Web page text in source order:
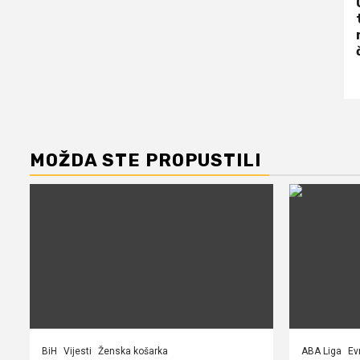
MOŽDA STE PROPUSTILI
BiH Vijesti Ženska košarka ABA Liga